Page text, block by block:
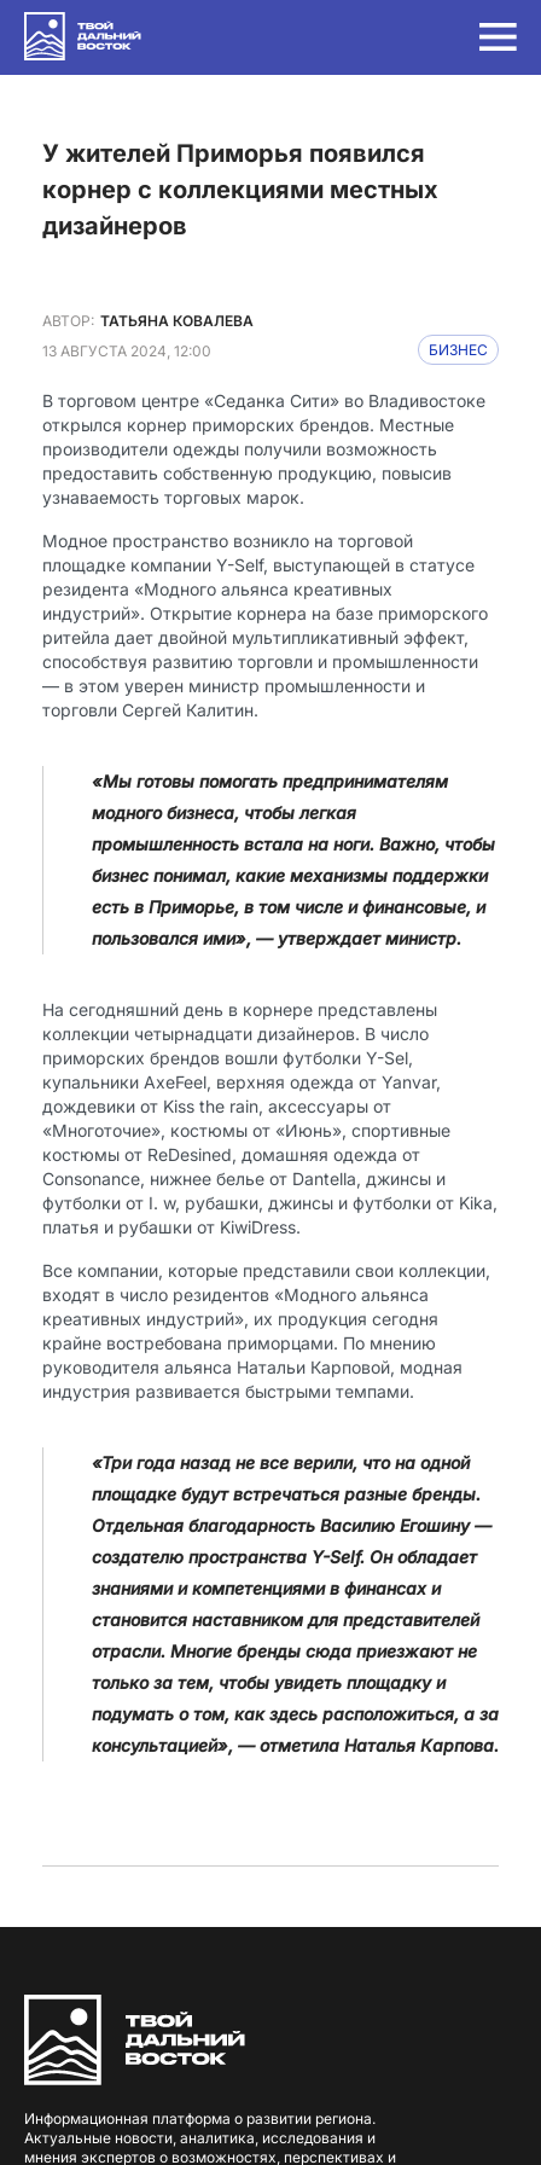
у жителей Приморья появился
корнер с коллекциями местных
дизайнеров
АВТОР: ТАТЬЯНА КОВАЛЕВА
13 АВГУСТА 2024, 12:00
БИЗНЕС
В торговом центре «Седанка Сити» во Владивостоке
открылся корнер приморских брендов. Местные
производители одежды получили возможность
предоставить собственную продукцию, повысив
узнаваемость торговых марок.
Модное пространство возникло на торговой
площадке компании Y-Self, выступающей в статусе
резидента «Модного альянса креативных
индустрий». Открытие корнера на базе приморского
ритейла дает двойной мультипликативный эффект,
способствуя развитию торговли и промышленности
— в этом уверен министр промышленности и
торговли Сергей Калитин.
«Мы готовы помогать предпринимателям
модного бизнеса, чтобы легкая
промышленность встала на ноги. Важно, чтобы
бизнес понимал, какие механизмы поддержки
есть в Приморье, в том числе и финансовые, и
пользовался ими», — утверждает министр.
На сегодняшний день в корнере представлены
коллекции четырнадцати дизайнеров. В число
приморских брендов вошли футболки Y-Sel,
купальники AxeFeel, верхняя одежда от Yanvar,
дождевики от Kiss the rain, аксессуары от
«Многоточие», костюмы от «Июнь», спортивные
костюмы от ReDesined, домашняя одежда от
Consonance, нижнее белье от Dantella, джинсы и
футболки от I. w, рубашки, джинсы и футболки от Kika,
платья и рубашки от KiwiDress.
Все компании, которые представили свои коллекции,
входят в число резидентов «Модного альянса
креативных индустрий», их продукция сегодня
крайне востребована приморцами. По мнению
руководителя альянса Натальи Карповой, модная
индустрия развивается быстрыми темпами.
«Три года назад не все верили, что на одной
площадке будут встречаться разные бренды.
Отдельная благодарность Василию Егошину —
создателю пространства Y-Self. Он обладает
знаниями и компетенциями в финансах и
становится наставником для представителей
отрасли. Многие бренды сюда приезжают не
только за тем, чтобы увидеть площадку и
подумать о том, как здесь расположиться, а за
консультацией», — отметила Наталья Карпова.
Информационная платформа о развитии региона.
Актуальные новости, аналитика, исследования и
мнения экспертов о возможностях, перспективах и